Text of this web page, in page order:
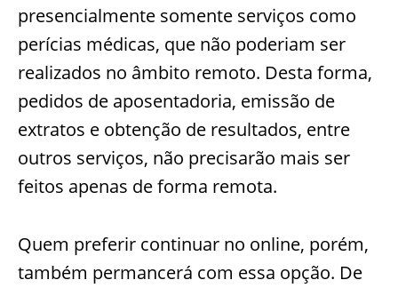
presencialmente somente serviços como
perícias médicas, que não poderiam ser
realizados no âmbito remoto. Desta forma,
pedidos de aposentadoria, emissão de
extratos e obtenção de resultados, entre
outros serviços, não precisarão mais ser
feitos apenas de forma remota.
Quem preferir continuar no online, porém,
também permancerá com essa opção. De